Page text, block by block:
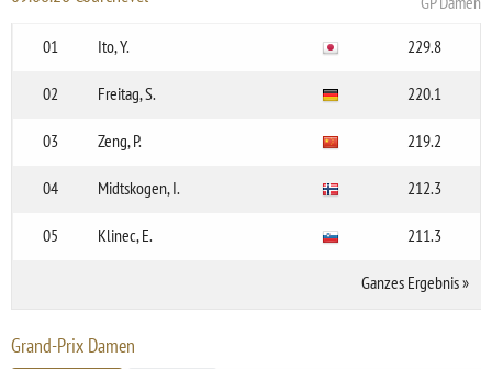
01
Ito, Y. 229.8
02 Freitag, S. 220.1
03 Zeng, P. 219.2
04 Midtskogen, I. 212.3
05 Klinec, E. 211.3
Ganzes Ergebnis»
Grand-Prix Damen